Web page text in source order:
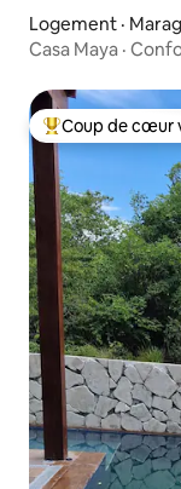
Logement ·
Casa Maya ·
Coup de cœur
Coup de cœur